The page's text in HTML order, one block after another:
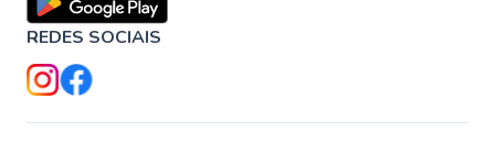
REDES SOCIAIS